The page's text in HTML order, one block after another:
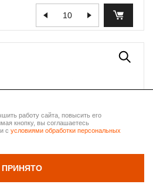
ВВЕРХ
работу сайта, повысить его
кнопку, вы соглашаетесь
с условиями обработки персональных
ПРИНЯТО